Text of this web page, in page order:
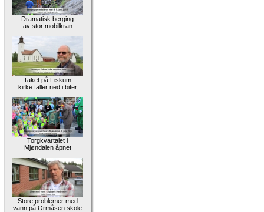
Dramatisk berging
av stor mobilkran
Taket på Fiskum
kirke faller ned i biter
Torgkvartalet i
Mjøndalen åpnet
Store problemer med
vann på Ormåsen skole